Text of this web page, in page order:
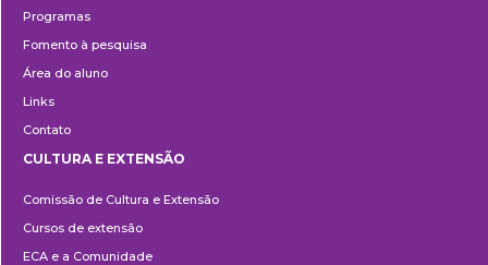
Programas
Fomento à pesquisa
Área do aluno
Links
Contato
e
Extensão
CULTURA E EXTENSÃO
Comissão de Cultura e Extensão
Cursos de extensão
ECA e a Comunidade